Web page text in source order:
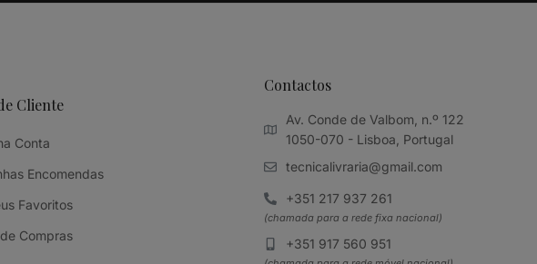
Cliente
Conta
Encomendas
Favoritos
Compras
Contactos
Av. Conde de Valbom, n.º 122
1050-070 - Lisboa, Portugal
tecnicalivraria@gmail.com
+351 217 937 261
(chamada para a rede fixa nacional)
+351 917 560 951